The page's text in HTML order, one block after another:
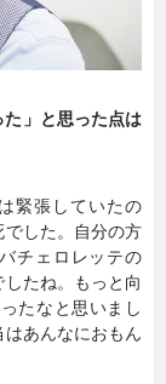
」と思った点は
緊張していたの
した。自分の方
チェロレッテの
したね。もっと向
たなと思いまし
あんなにおもん